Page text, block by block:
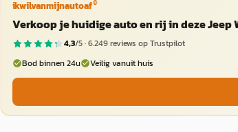
ikwilvanmijnautoaf®
Verkoop je huidige auto en rij in deze Jeep
4,3/5 ·6.249reviews op Trustpilot
Bod binnen 24u
Veilig vanuit huis